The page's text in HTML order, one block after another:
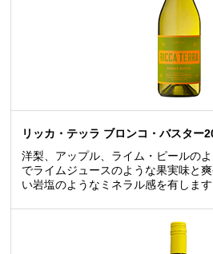
リッカ・テッラ ブロンコ・バスター
洋梨、アップル、ライム・ピールの
でライムジュースのような果実味と
い岩塩のようなミネラル感を有します